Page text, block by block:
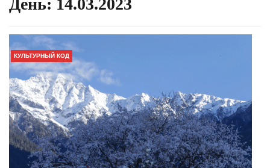
День: 14.03.2023
КУЛЬТУРНЫЙ КОД